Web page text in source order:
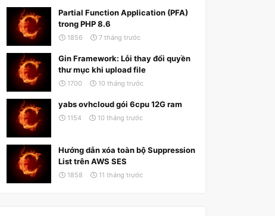
Partial Function Application (PFA)
trong PHP 8.6
1856 7 tháng trước
Gin Framework: Lỗi thay đổi quyền
thư mục khi upload file
1700 10 tháng trước
yabs ovhcloud gói 6cpu 12G ram
1154 10 tháng trước
Hướng dẫn xóa toàn bộ Suppression
List trên AWS SES
1858 11 tháng trước